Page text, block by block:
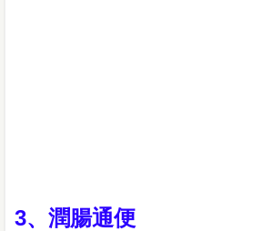
3、潤腸通便